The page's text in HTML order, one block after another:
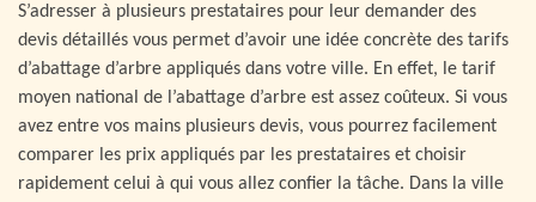
S’adresser à plusieurs prestataires pour leur demander des
devis détaillés vous permet d’avoir une idée concrète des tarifs
d’abattage d’arbre appliqués dans votre ville. En effet, le tarif
moyen national de l’abattage d’arbre est assez coûteux. Si vous
avez entre vos mains plusieurs devis, vous pourrez facilement
comparer les prix appliqués par les prestataires et choisir
rapidement celui à qui vous allez confier la tâche. Dans la ville